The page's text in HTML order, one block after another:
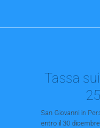
Tassa
San Giovanni in
entro il 30